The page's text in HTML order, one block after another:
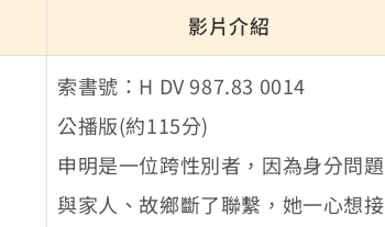
影片介紹
索書號：H DV 987.83 0014
公播版(約115分)
申明是一位跨性別者，因為身分問題
與家人、故鄉斷了聯繫，她一心想接